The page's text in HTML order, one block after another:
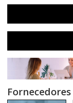
Fornecedores